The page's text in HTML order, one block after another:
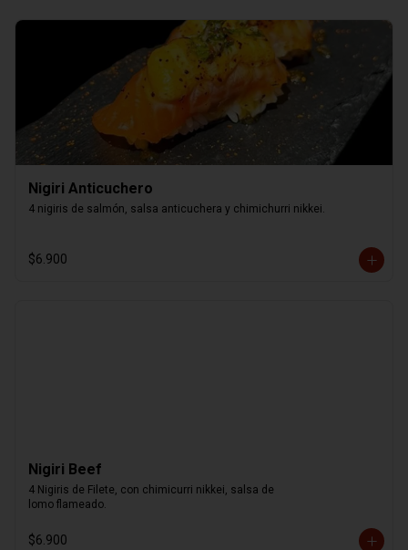
Nigiri Anticuchero
4 nigiris de salmón, salsa anticuchera y chimichurri nikkei.
$6.900
Nigiri Beef
4 Nigiris de Filete, con chimicurri nikkei, salsa de
lomo flameado.
$6.900